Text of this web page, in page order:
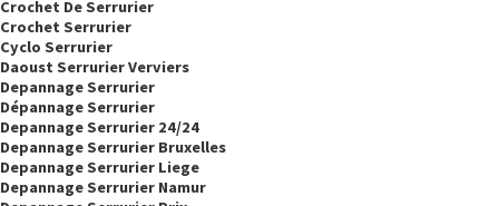
Crochet De Serrurier
Crochet Serrurier
Cyclo Serrurier
Daoust Serrurier Verviers
Depannage Serrurier
Dépannage Serrurier
Depannage Serrurier 24/24
Depannage Serrurier Bruxelles
Depannage Serrurier Liege
Depannage Serrurier Namur